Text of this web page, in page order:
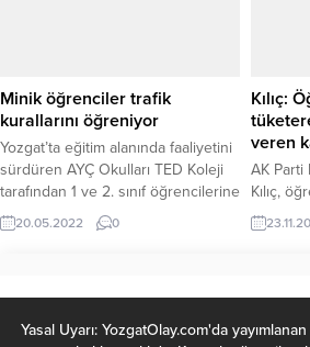
Rahmi Ersoy, Para Triatlon
kategorisinde gösterdiği...
Minik öğrenciler trafik
kurallarını öğreniyor
Yozgat’ta eğitim alanında faaliyetini
sürdüren AYÇ Okulları TED Koleji
tarafından 1 ve 2. sınıf öğrencilerine
yönelik trafik parkı etkinliği
düzenlendi. Etkinlikte minik
olarak öğretildi.
20.05.2022 0
Kılıç:
veren
AK Parti
Kılıç,
bir
Yasal Uyarı: YozgatOlay.com'da